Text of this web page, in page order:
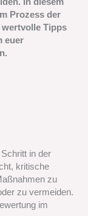
Prozess der
Tipps
euer
in der
kritische
zu
zu vermeiden.
im